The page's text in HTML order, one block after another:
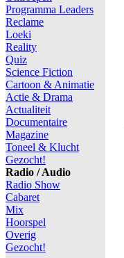
Programma Leaders
Reclame
Loeki
Reality
Quiz
Science Fiction
Cartoon & Animatie
Actie & Drama
Actualiteit
Documentaire
Magazine
Toneel & Klucht
Gezocht!
Radio / Audio
Radio Show
Cabaret
Mix
Hoorspel
Overig
Gezocht!